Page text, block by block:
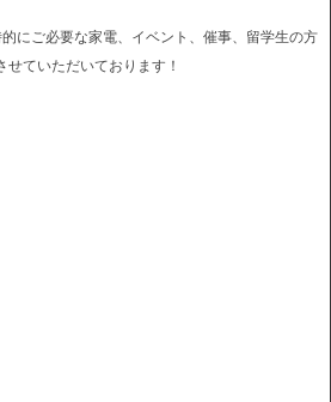
にご必要な家電、イベント、催事、留学生の方
ていただいております！